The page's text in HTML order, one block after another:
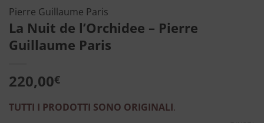
Pierre Guillaume Paris
La Nuit de l’Orchidee – Pierre
Guillaume Paris
220,00€
TUTTI I PRODOTTI SONO ORIGINALI.